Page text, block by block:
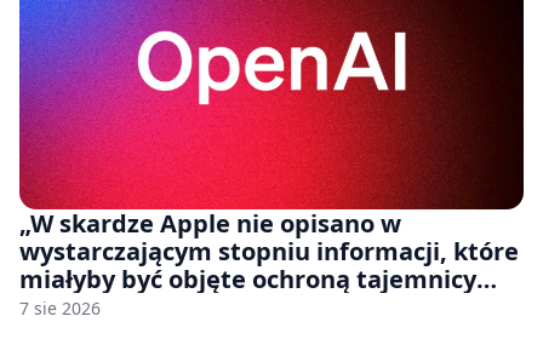
„W skardze Apple nie opisano w
wystarczającym stopniu informacji, które
miałyby być objęte ochroną tajemnicy
handlowej”. OpenAI żąda odrzucenia
7 sie 2026